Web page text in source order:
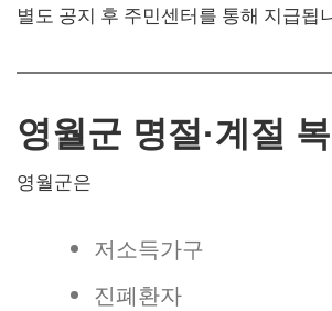
별도 공지 후 주민센터를 통해 지급됩
영월군 명절·계절
영월군은
저소득가구
진폐환자